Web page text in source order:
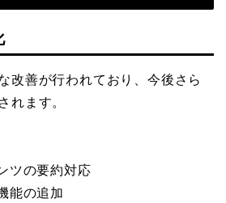
改善が行われており、今後さら
れます。
ツの要約対応
能の追加